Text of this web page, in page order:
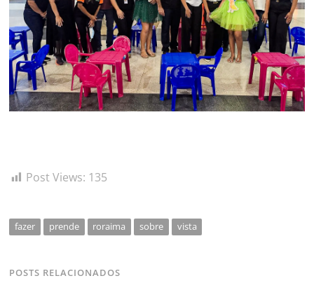
Post Views: 135
fazer prende roraima sobre vista
POSTS RELACIONADOS